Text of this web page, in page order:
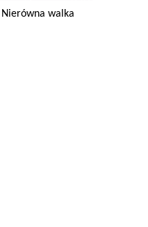
Nierówna walka